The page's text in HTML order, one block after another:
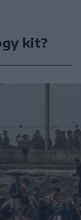
kit?